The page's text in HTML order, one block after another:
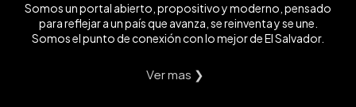
Somos un portal abierto, propositivo y moderno, pensado
para reflejar a un país que avanza, se reinventa y se une.
Somos el punto de conexión con lo mejor de El Salvador.
Ver mas ❯